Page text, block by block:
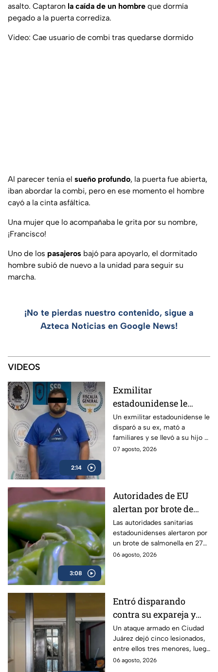
asalto. Captaron la caída de un hombre que dormía
pegado a la puerta corrediza.
Video: Cae usuario de combi tras quedarse dormido
Al parecer tenía el sueño profundo, la puerta fue abierta,
iban abordar la combi, pero en ese momento el hombre
cayó a la cinta asfáltica.
Una mujer que lo acompañaba le grita por su nombre,
¡Francisco!
Uno de los pasajeros bajó para apoyarlo, el dormitado
hombre subió de nuevo a la unidad para seguir su
marcha.
¡No te pierdas nuestro contenido, sigue a
Azteca Noticias en Google News!
VIDEOS
2:14
Exmilitar
estadounidense le
disparó a su ex en
Saltillo, mató a
familiares y se llevó a
su hijo
Un exmilitar estadounidense le
disparó a su ex, mató a
familiares y se llevó a su hijo a
la frontera.
07 agosto, 2026
3:08
Autoridades de EU
alertan por brote de
Salmonella en cultivos
de jalapeño en México
Las autoridades sanitarias
estadounidenses alertaron por
un brote de salmonella en 27
estados vinculados a el chile
06 agosto, 2026
Entró disparando
contra su expareja y
sus hijos: Ataque
armado conmociona a
Ciudad Juárez
Un ataque armado en Ciudad
Juárez dejó cinco lesionados,
entre ellos tres menores, luego
de que un exesposo
06 agosto, 2026